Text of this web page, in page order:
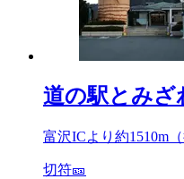
道の駅とみざ
富沢ICより約1510m
切符🎫